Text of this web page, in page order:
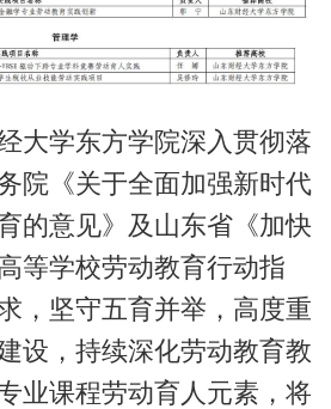
大学东方学院深入贯彻落
院《关于全面加强新时代
的意见》及山东省《加快
等学校劳动教育行动指
，坚守五育并举，高度重
设，持续深化劳动教育教
业课程劳动育人元素，将